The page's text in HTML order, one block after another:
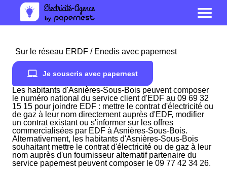
Sur le réseau ERDF / Enedis avec papernest
Je souscris avec papernest
Les habitants d'Asnières-Sous-Bois peuvent composer
le numéro national du service client d'EDF au 09 69 32
15 15 pour joindre EDF : mettre le contrat d'électricité ou
de gaz à leur nom directement auprès d'EDF, modifier
un contrat existant ou s'informer sur les offres
commercialisées par EDF à Asnières-Sous-Bois.
Alternativement, les habitants d'Asnières-Sous-Bois
souhaitant mettre le contrat d'électricité ou de gaz à leur
nom auprès d'un fournisseur alternatif partenaire du
service papernest peuvent composer le 09 77 42 34 26.